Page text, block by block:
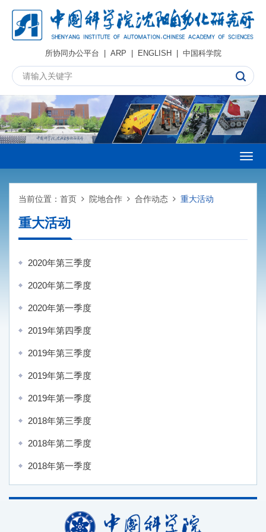
所协同办公平台 | ARP | ENGLISH| 中国科学院
当前位置： 首页 院地合作 合作动态 重大活动
重大活动
2020年第三季度
2020年第二季度
2020年第一季度
2019年第四季度
2019年第三季度
2019年第二季度
2019年第一季度
2018年第三季度
2018年第二季度
2018年第一季度